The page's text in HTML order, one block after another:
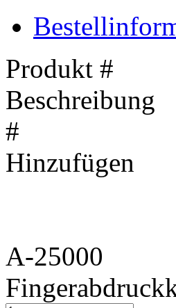
Produkt #
Beschreibung
#
Hinzufügen
A-25000